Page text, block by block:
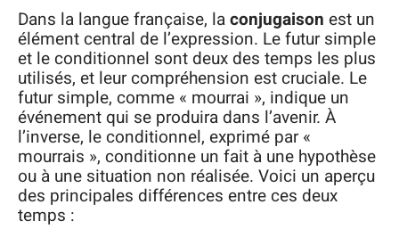
Dans la langue française, laconjugaison est un
élément central de l’expression. Le futur simple
et le conditionnel sont deux des temps les plus
utilisés, et leur compréhension est cruciale. Le
futur simple, comme « mourrai », indique un
événement qui se produira dans l’avenir. À
l’inverse, le conditionnel, exprimé par «
mourrais », conditionne un fait à une hypothèse
ou à une situation non réalisée. Voici un aperçu
des principales différences entre ces deux
temps :